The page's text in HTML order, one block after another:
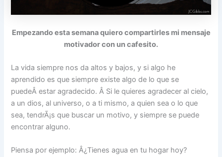
Empezando esta semana quiero compartirles mi mensaje
motivador con un cafesito.
La vida siempre nos da altos y bajos, y si algo he
aprendido es que siempre existe algo de lo que se
puedeÂ estar agradecido. Â Si le quieres agradecer al cielo,
a un dios, al universo, o a ti mismo, a quien sea o lo que
sea, tendrÃ¡s que buscar un motivo, y siempre se puede
encontrar alguno.
Piensa por ejemplo: Â¿Tienes agua en tu hogar hoy?